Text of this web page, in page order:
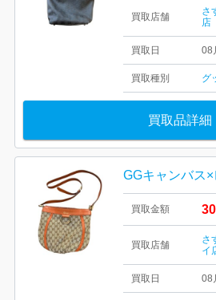
買取店舗
さ
店
買取日 08
買取種別 グ
買取品詳細
買取金額
買取店舗
さ
イ
買取日 08